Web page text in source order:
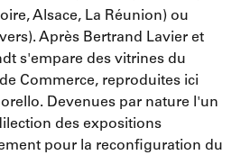
Alsace, La Réunion) ou
Après Bertrand Lavier et
s'empare des vitrines du
Commerce, reproduites ici
Devenues par nature l'un
des expositions
pour la reconfiguration du